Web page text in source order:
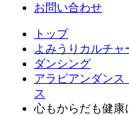
お問い合わせ
トップ
よみうりカルチャ
ダンシング
アラビアンダンス
ス
心もからだも健